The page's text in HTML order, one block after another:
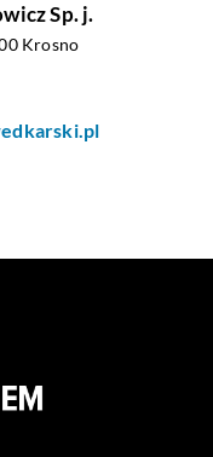
Sp. j.
Krosno